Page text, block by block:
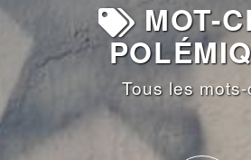
MOT-
Tous les